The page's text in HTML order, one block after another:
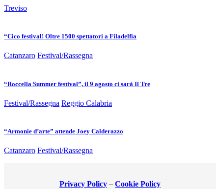
Treviso
“Cico festival! Oltre 1500 spettatori a Filadelfia
Catanzaro Festival/Rassegna
“Roccella Summer festival”, il 9 agosto ci sarà Il Tre
Festival/Rassegna Reggio Calabria
“Armonie d’arte” attende Joey Calderazzo
Catanzaro Festival/Rassegna
Privacy Policy – Cookie Policy